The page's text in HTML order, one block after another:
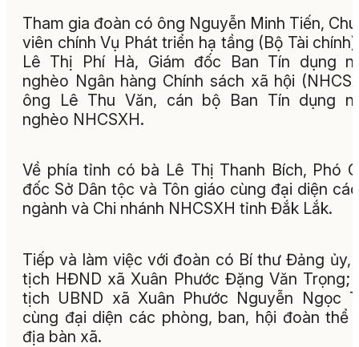
Tham gia đoàn có ông Nguyễn Minh Tiến,
viên chính Vụ Phát triển hạ tầng (Bộ Tài
Lê Thị Phí Hà, Giám đốc Ban Tín dụng
nghèo Ngân hàng Chính sách xã hội
ông Lê Thu Văn, cán bộ Ban Tín dụng
nghèo NHCSXH.
Về phía tỉnh có bà Lê Thị Thanh Bích, Phó
đốc Sở Dân tộc và Tôn giáo cùng đại diện
ngành và Chi nhánh NHCSXH tỉnh Đắk Lắk.
Tiếp và làm việc với đoàn có Bí thư Đảng ủy,
tịch HĐND xã Xuân Phước Đặng Văn Trọng;
tịch UBND xã Xuân Phước Nguyễn Ngọc
cùng đại diện các phòng, ban, hội đoàn thể
địa bàn xã.